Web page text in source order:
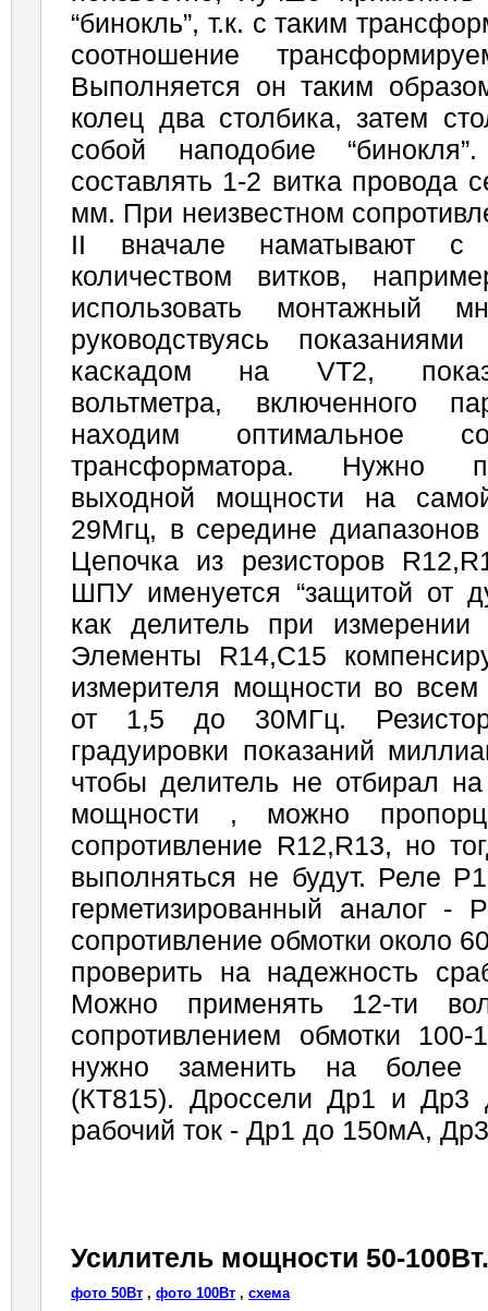
“бинокль”, т.к. с таким
соотношение
Выполняется он таким
колец два столбика, затем
собой наподобие
составлять 1-2 витка провода
мм. При неизвестном
II вначале наматывают с
количеством витков,
использовать монтажный
руководствуясь
каскадом на VT2,
вольтметра, включенного
находим оптимальное
трансформатора. Нужно
выходной мощности на
29Мгц, в середине
Цепочка из резисторов
ШПУ именуется “защитой от
как делитель при
Элементы R14,C15
измерителя мощности во всем
от 1,5 до 30МГц.
градуировки показаний
чтобы делитель не отбирал
мощности , можно
сопротивление R12,R13, но
выполняться не будут. Реле
герметизированный аналог -
сопротивление обмотки около
проверить на надежность
Можно применять 12-ти
сопротивлением обмотки
нужно заменить на более
(КТ815). Дроссели Др1 и Др3
рабочий ток - Др1 до 150мА,
Усилитель мощности 50-
фото 50Вт ,фото 100Вт ,схема